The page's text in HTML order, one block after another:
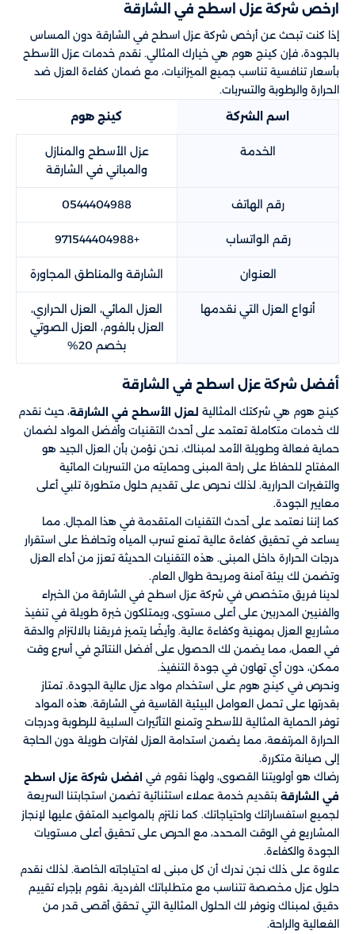
ارخص شركة عزل اسطح في الشارقة
إذا كنت تبحث عن أرخص شركة عزل اسطح في الشارقة دون المساس
بالجودة، فإن كينج هوم هي خيارك المثالي. نقدم خدمات عزل الأسطح
بأسعار تنافسية تناسب جميع الميزانيات، مع ضمان كفاءة العزل ضد
الحرارة والرطوبة والتسربات.
اسم الشركة كينج هوم
الخدمة
عزل الأسطح والمنازل
والمباني في الشارقة
رقم الهاتف 0544404988
رقم الواتساب +971544404988
العنوان الشارقة والمناطق المجاورة
أنواع العزل التي نقدمها
العزل المائي، العزل الحراري،
العزل بالفوم، العزل الصوتي
بخصم 20%
أفضل شركة عزل اسطح في الشارقة
كينج هوم هي شركتك المثالية لعزل الأسطح في الشارقة، حيث نقدم
لك خدمات متكاملة تعتمد على أحدث التقنيات وأفضل المواد لضمان
حماية فعالة وطويلة الأمد لمبناك. نحن نؤمن بأن العزل الجيد هو
المفتاح للحفاظ على راحة المبنى وحمايته من التسربات المائية
والتغيرات الحرارية. لذلك نحرص على تقديم حلول متطورة تلبي أعلى
معايير الجودة.
كما إننا نعتمد على أحدث التقنيات المتقدمة في هذا المجال. مما
يساعد في تحقيق كفاءة عالية تمنع تسرب المياه وتحافظ على استقرار
درجات الحرارة داخل المبنى. هذه التقنيات الحديثة تعزز من أداء العزل
وتضمن لك بيئة آمنة ومريحة طوال العام.
لدينا فريق متخصص في شركة عزل اسطح في الشارقة من الخبراء
والفنيين المدربين على أعلى مستوى، ويمتلكون خبرة طويلة في تنفيذ
مشاريع العزل بمهنية وكفاءة عالية. وأيضًا يتميز فريقنا بالالتزام والدقة
في العمل، مما يضمن لك الحصول على أفضل النتائج في أسرع وقت
ممكن، دون أي تهاون في جودة التنفيذ.
ونحرص في كينج هوم على استخدام مواد عزل عالية الجودة. تمتاز
بقدرتها على تحمل العوامل البيئية القاسية في الشارقة. هذه المواد
توفر الحماية المثالية للأسطح وتمنع التأثيرات السلبية للرطوبة ودرجات
الحرارة المرتفعة، مما يضمن استدامة العزل لفترات طويلة دون الحاجة
إلى صيانة متكررة.
رضاك هو أولويتنا القصوى، ولهذا نقوم في افضل شركة عزل اسطح
في الشارقة بتقديم خدمة عملاء استثنائية تضمن استجابتنا السريعة
لجميع استفساراتك واحتياجاتك. كما نلتزم بالمواعيد المتفق عليها لإنجاز
المشاريع في الوقت المحدد، مع الحرص على تحقيق أعلى مستويات
الجودة والكفاءة.
علاوة على ذلك نجن ندرك أن كل مبنى له احتياجاته الخاصة. لذلك نقدم
حلول عزل مخصصة تتناسب مع متطلباتك الفردية. نقوم بإجراء تقييم
دقيق لمبناك ونوفر لك الحلول المثالية التي تحقق أقصى قدر من
الفعالية والراحة.